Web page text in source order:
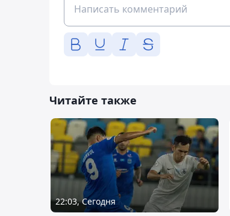
Читайте также
22:03, Сегодня